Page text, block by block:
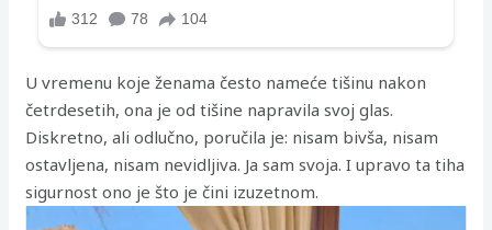
U vremenu koje ženama često nameće tišinu nakon
četrdesetih, ona je od tišine napravila svoj glas.
Diskretno, ali odlučno, poručila je: nisam bivša, nisam
ostavljena, nisam nevidljiva. Ja sam svoja. I upravo ta tiha
sigurnost ono je što je čini izuzetnom.